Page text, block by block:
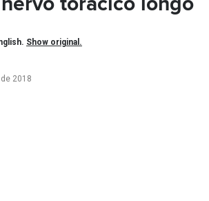
Show original.
2018